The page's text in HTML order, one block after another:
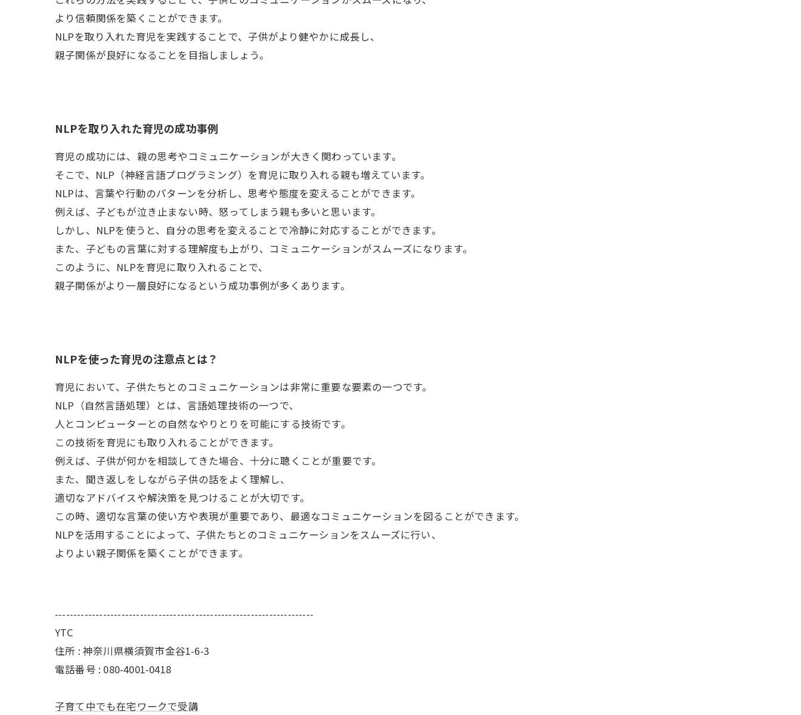
より信頼関係を築くことができます。
NLPを取り入れた育児を実践することで、子供がより健やかに成長し、
親子関係が良好になることを目指しましょう。
NLPを取り入れた育児の成功事例
育児の成功には、親の思考やコミュニケーションが大きく関わっています。
そこで、NLP（神経言語プログラミング）を育児に取り入れる親も増えています。
NLPは、言葉や行動のパターンを分析し、思考や態度を変えることができます。
例えば、子どもが泣き止まない時、怒ってしまう親も多いと思います。
しかし、NLPを使うと、自分の思考を変えることで冷静に対応することができます。
また、子どもの言葉に対する理解度も上がり、コミュニケーションがスムーズになります。
このように、NLPを育児に取り入れることで、
親子関係がより一層良好になるという成功事例が多くあります。
NLPを使った育児の注意点とは？
育児において、子供たちとのコミュニケーションは非常に重要な要素の一つです。
NLP（自然言語処理）とは、言語処理技術の一つで、
人とコンピューターとの自然なやりとりを可能にする技術です。
この技術を育児にも取り入れることができます。
例えば、子供が何かを相談してきた場合、十分に聴くことが重要です。
また、聞き返しをしながら子供の話をよく理解し、
適切なアドバイスや解決策を見つけることが大切です。
この時、適切な言葉の使い方や表現が重要であり、最適なコミュニケーションを図ることができます。
NLPを活用することによって、子供たちとのコミュニケーションをスムーズに行い、
よりよい親子関係を築くことができます。
----------------------------------------------------------------------
YTC
住所 : 神奈川県横須賀市金谷1-6-3
電話番号 : 080-4001-0418
子育て中でも在宅ワークで受講